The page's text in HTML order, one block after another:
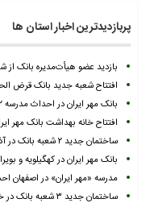
پربازدیدترین اخبار استان ها
بازدید عضو هیأت‌مدیره بانک از
افتتاح شعبه جدید بانک قرض
بانک مهر ایران در احداث مدرسه ۱۲ کلاسه در کرمانشاه مشارکت می‌کند
افتتاح خانه بهداشت بانک مهر
ساختمان جدید ۲ شعبه بانک در آذربایجان‌شرقی افتتاح شد
بانک مهر ایران در کهگیلویه و بویراحمد یک
مدرسه «مهر ایران» در اصفهان
ساختمان جدید ۳ شعبه بانک در خوزستان افتتاح شد